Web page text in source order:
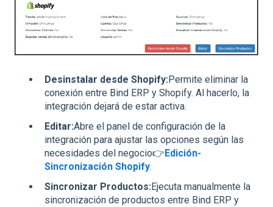
Desinstalar desde Shopify:Permite eliminar la
conexión entre Bind ERP y Shopify. Al hacerlo, la
integración dejará de estar activa.
Editar:Abre el panel de configuración de la
integración para ajustar las opciones según las
necesidades del negocio👉Edición-
Sincronización Shopify.
Sincronizar Productos:Ejecuta manualmente la
sincronización de productos entre Bind ERP y